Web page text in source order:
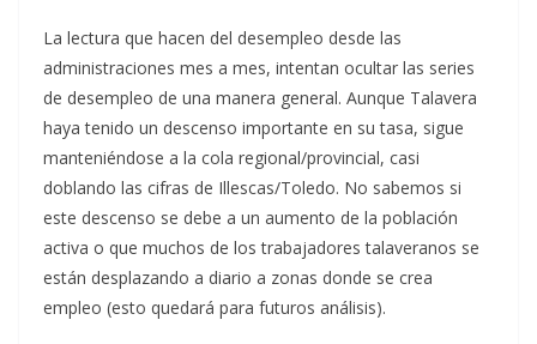
La lectura que hacen del desempleo desde las
administraciones mes a mes, intentan ocultar las series
de desempleo de una manera general. Aunque Talavera
haya tenido un descenso importante en su tasa, sigue
manteniéndose a la cola regional/provincial, casi
doblando las cifras de Illescas/Toledo. No sabemos si
este descenso se debe a un aumento de la población
activa o que muchos de los trabajadores talaveranos se
están desplazando a diario a zonas donde se crea
empleo (esto quedará para futuros análisis).